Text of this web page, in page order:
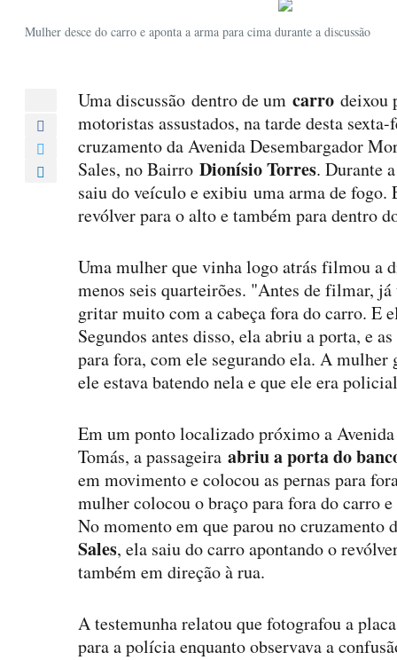
Mulher desce do carro e aponta a arma para cima durante a discussão
Uma discussão dentro de um carro deixou
motoristas assustados, na tarde desta
cruzamento da Avenida Desembargador
Sales, no Bairro Dionísio Torres. Durante
saiu do veículo e exibiu uma arma de fogo.
revólver para o alto e também para dentro
Uma mulher que vinha logo atrás filmou a
menos seis quarteirões. "Antes de filmar,
gritar muito com a cabeça fora do carro. E
Segundos antes disso, ela abriu a porta, e
para fora, com ele segurando ela. A mulher
ele estava batendo nela e que ele era
Em um ponto localizado próximo a
Tomás, a passageira abriu a porta do
em movimento e colocou as pernas para
mulher colocou o braço para fora do carro
No momento em que parou no
Sales, ela saiu do carro apontando o
também em direção à rua.
A testemunha relatou que fotografou a
para a polícia enquanto observava a